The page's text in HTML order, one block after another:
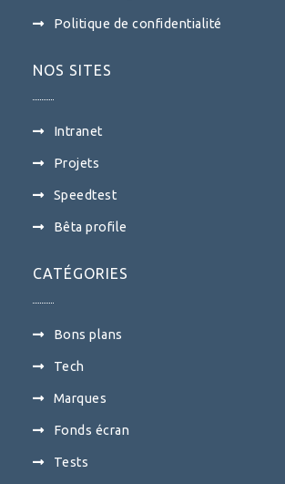
Politique de confidentialité
NOS SITES
Intranet
Projets
Speedtest
Bêta profile
CATÉGORIES
Bons plans
Tech
Marques
Fonds écran
Tests